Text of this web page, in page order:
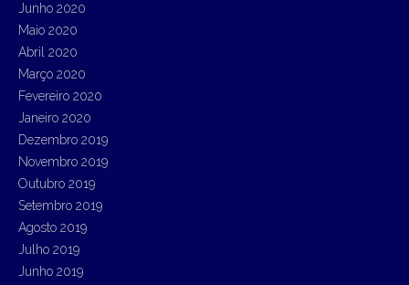
Junho 2020
Maio 2020
Abril 2020
Março 2020
Fevereiro 2020
Janeiro 2020
Dezembro 2019
Novembro 2019
Outubro 2019
Setembro 2019
Agosto 2019
Julho 2019
Junho 2019